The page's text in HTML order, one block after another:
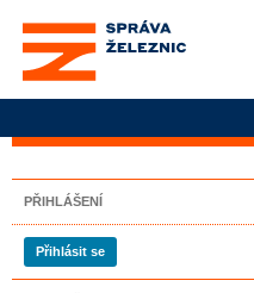
Správa železnic, státní
organizace
PŘIHLÁŠENÍ
Přihlásit se